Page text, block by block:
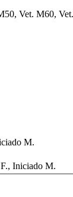
Vet. M60,
M.
Iniciado M.